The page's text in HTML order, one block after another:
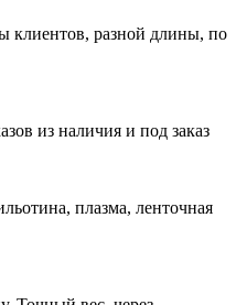
клиентов, разной длины, по
из наличия и под заказ
плазма, ленточная